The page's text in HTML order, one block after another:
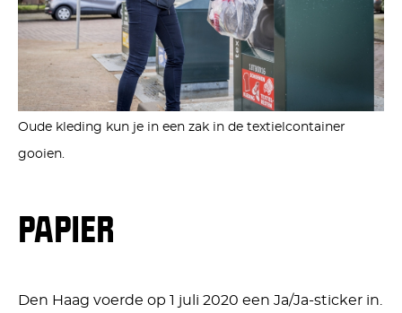
Oude kleding kun je in een zak in de textielcontainer
gooien.
PAPIER
Den Haag voerde op 1 juli 2020 een Ja/Ja-sticker in.